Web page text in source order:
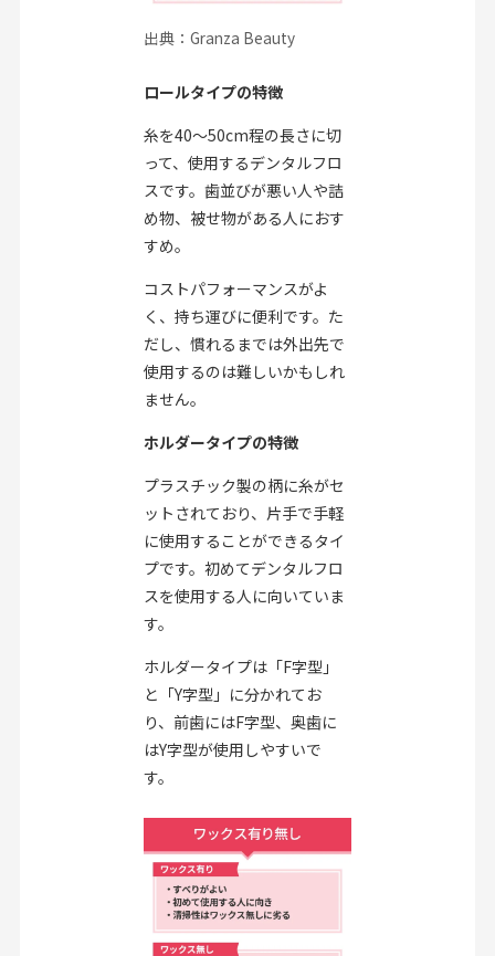
出典：Granza Beauty
ロールタイプの特徴
糸を40〜50cm程の長さに切
って、使用するデンタルフロ
スです。歯並びが悪い人や詰
め物、被せ物がある人におす
すめ。
コストパフォーマンスがよ
く、持ち運びに便利です。た
だし、慣れるまでは外出先で
使用するのは難しいかもしれ
ません。
ホルダータイプの特徴
プラスチック製の柄に糸がセ
ットされており、片手で手軽
に使用することができるタイ
プです。初めてデンタルフロ
スを使用する人に向いていま
す。
ホルダータイプは「F字型」
と「Y字型」に分かれてお
り、前歯にはF字型、奥歯に
はY字型が使用しやすいで
す。